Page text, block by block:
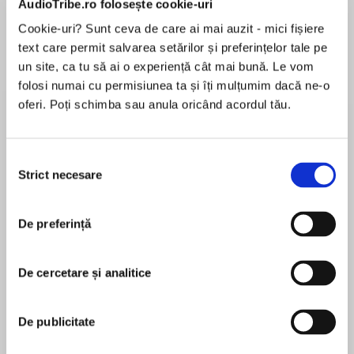
AudioTribe.ro folosește cookie-uri
Cookie-uri? Sunt ceva de care ai mai auzit - mici fișiere
text care permit salvarea setărilor și preferințelor tale pe
un site, ca tu să ai o experiență cât mai bună. Le vom
folosi numai cu permisiunea ta și îți mulțumim dacă ne-o
oferi. Poți schimba sau anula oricând acordul tău.
consimțământului
Strict necesare
De preferință
De cercetare și analitice
De publicitate
Desprecarte
A hilarious and heartbreaking read, for anyone
whose life hasn’t quite gone to plan… Perfect
Happy.
It’s Zoe and Jack’s first wedding anniversary
party. They’ve got an announcement! They’re
Marriage isn’t for everyone – something that
walked down the aisle. Bad timing, huh? So now
pentru această carte
which have been turned into Oscar-winning films,
and makes a bolognese that would make the